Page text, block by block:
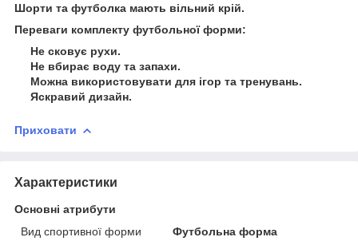
Шорти та футболка мають вільний крій.
Переваги комплекту футбольної форми:
Не сковує рухи.
Не вбирає воду та запахи.
Можна використовувати для ігор та тренувань.
Яскравий дизайн.
Приховати
Характеристики
Основні атрибути
Вид спортивної форми
Футбольна форма